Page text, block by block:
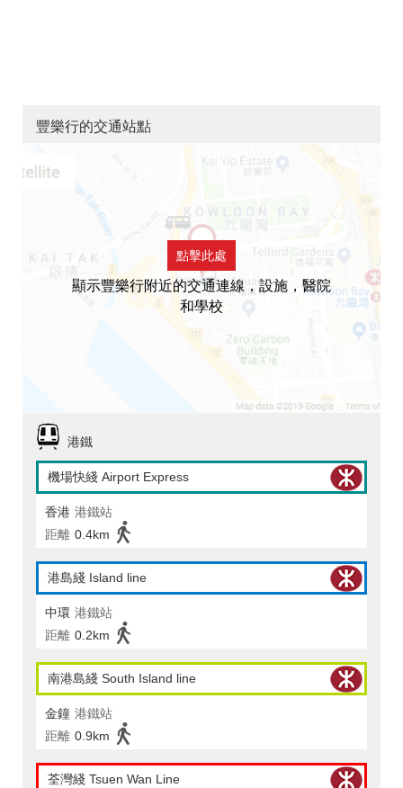
豐樂行的交通站點
點擊此處
顯示豐樂行附近的交通連線，設施，醫院
和學校
港鐵
機場快綫 Airport Express
香港 港鐵站
距離 0.4km
港島綫 Island line
中環 港鐵站
距離 0.2km
南港島綫 South Island line
金鐘 港鐵站
距離 0.9km
荃灣綫 Tsuen Wan Line